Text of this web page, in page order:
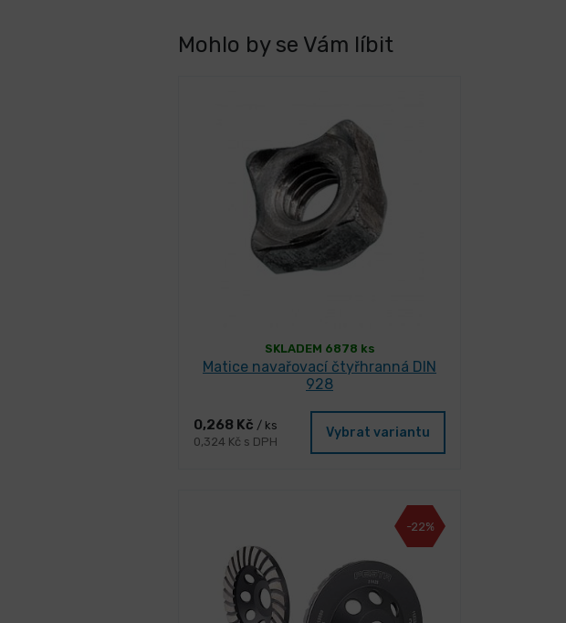
Mohlo by se Vám líbit
SKLADEM 6878 ks
Matice navařovací čtyřhranná DIN
928
0,268 Kč / ks
0,324 Kč s DPH
Vybrat variantu
-22%